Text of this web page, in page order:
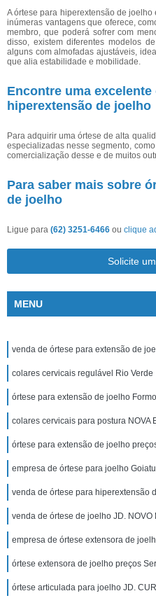
A órtese para hiperextensão de
inúmeras vantagens que oferece,
membro, que poderá sofrer com
disso, existem diferentes modelos
alguns com almofadas ajustáveis,
que alia estabilidade e mobilidade.
Encontre uma excelente
hiperextensão de joelho
Para adquirir uma órtese de alta
especializadas nesse segmento,
comercialização desse e de muitos
Para saber mais sobre
de joelho
Ligue para (62) 3251-6466 ou clique
Solicite
MENU
venda de órtese para extensão de
colares cervicais regulável Rio Verde
órtese para extensão de joelho
colares cervicais para postura NOVA
órtese para extensão de joelho
empresa de órtese para joelho
venda de órtese para hiperextensão
venda de órtese de joelho JD. NOVO
empresa de órtese extensora de
órtese extensora de joelho preços
órtese articulada para joelho JD.